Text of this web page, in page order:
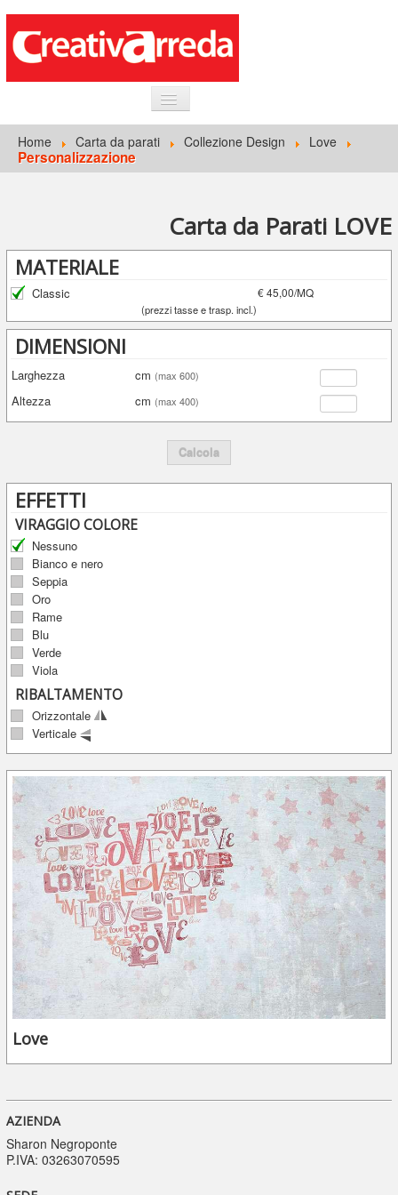
HOME
INFORMAZIONI GENERALI
Home Carta da parati Collezione Design Love
Personalizzazione
Carta da Parati LOVE
MATERIALE
Classic € 45,00/MQ
(prezzi tasse e trasp. incl.)
DIMENSIONI
Larghezza cm (max 600)
Altezza cm (max 400)
Calcola
EFFETTI
VIRAGGIO COLORE
Nessuno
Bianco e nero
Seppia
Oro
Rame
Blu
Verde
Viola
RIBALTAMENTO
Orizzontale
Verticale
Love
AZIENDA
Sharon Negroponte
P.IVA: 03263070595